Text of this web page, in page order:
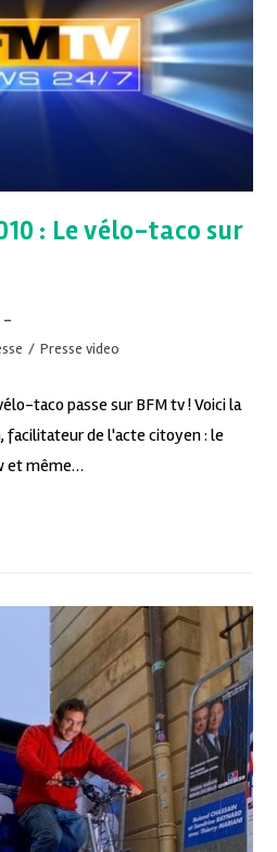
: Le vélo-taco sur
/ Presse video
taco passe sur BFM tv ! Voici la
facilitateur de l'acte citoyen : le
et même…